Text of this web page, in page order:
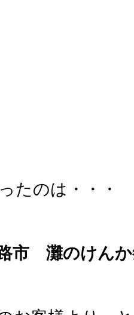
たのは・・・
路市 灘のけん